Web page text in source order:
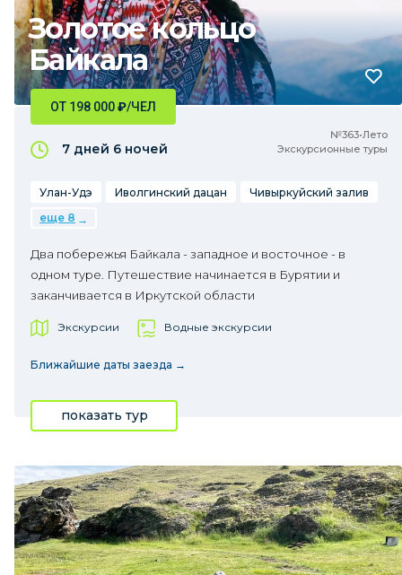
Золотое кольцо
Байкала
№363•Лето
Экскурсионные туры
ОТ 198 000₽/ЧЕЛ
7 дней 6 ночей
Улан-Удэ Иволгинский дацан
Чивыркуйский залив
еще 8
Два побережья Байкала - западное и восточное - в
одном туре. Путешествие начинается в Бурятии и
заканчивается в Иркутской области
Экскурсии Водные экскурсии
Ближайшие даты заезда →
показать тур